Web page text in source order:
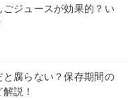
ジュースが効果的？い
腐らない？保存期間の
説！